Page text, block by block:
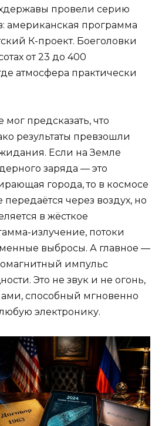
провели серию
американская программа
К-проект. Боеголовки
от 23 до 400
атмосфера практически
предсказать, что
результаты превзошли
Если на Земле
заряда — это
города, то в космосе
передаётся через воздух, но
в жёсткое
излучение, потоки
выбросы. А главное —
импульс
Это не звук и не огонь,
способный мгновенно
электронику.